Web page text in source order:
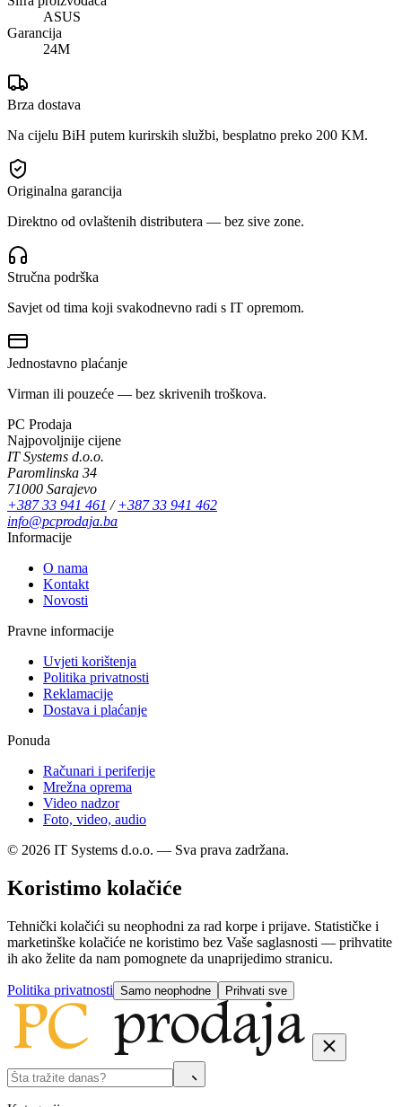
ASUS
Garancija
24M
Brza dostava
Na cijelu BiH putem kurirskih službi, besplatno preko 200 KM.
Originalna garancija
Direktno od ovlaštenih distributera — bez sive zone.
Stručna podrška
Savjet od tima koji svakodnevno radi s IT opremom.
Jednostavno plaćanje
Virman ili pouzeće — bez skrivenih troškova.
PC Prodaja
Najpovoljnije cijene
IT Systems d.o.o.
Paromlinska 34
71000 Sarajevo
+387 33 941 461 /+387 33 941 462
info@pcprodaja.ba
Informacije
O nama
Kontakt
Novosti
Pravne informacije
Uvjeti korištenja
Politika privatnosti
Reklamacije
Dostava i plaćanje
Ponuda
Računari i periferije
Mrežna oprema
Video nadzor
Foto, video, audio
© 2026 IT Systems d.o.o. — Sva prava zadržana.
Koristimo kolačiće
Tehnički kolačići su neophodni za rad korpe i prijave. Statističke i
marketinške kolačiće ne koristimo bez Vaše saglasnosti — prihvatite
ih ako želite da nam pomognete da unaprijedimo stranicu.
Politika privatnosti Samo neophodne Prihvati sve